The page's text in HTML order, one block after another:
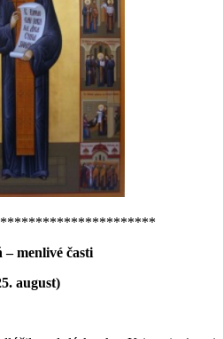
– menlivé časti
august)